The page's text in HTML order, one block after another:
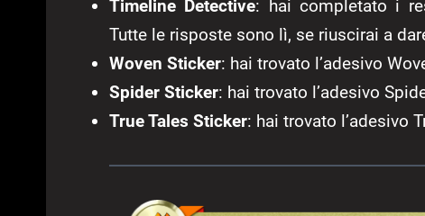
Timeline Detective: hai completato i
Tutte le risposte sono lì, se riuscirai a
Woven Sticker: hai trovato l’adesivo
Spider Sticker: hai trovato l’adesivo
True Tales Sticker: hai trovato l’adesivo